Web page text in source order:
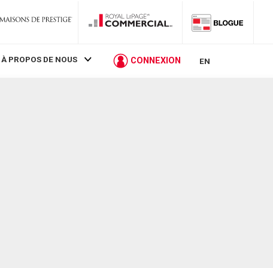
À PROPOS DE NOUS CONNEXION EN